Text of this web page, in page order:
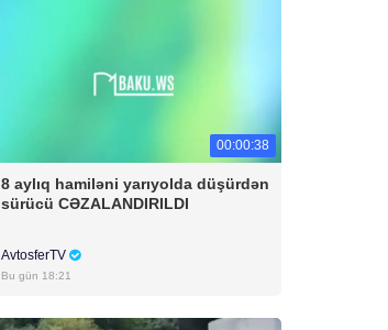
00:00:38
8 aylıq hamiləni yarıyolda düşürdən
sürücü CƏZALANDIRILDI
AvtosferTV
Bu gün 18:21